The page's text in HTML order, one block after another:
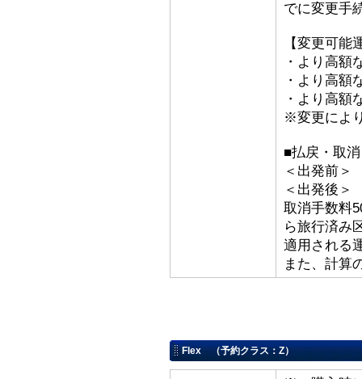
でに変更手
【変更可能
・より高額
・より高額
・より高額
※変更によ
■払戻・取
＜出発前＞
＜出発後
取消手数料
ら旅行済み
適用される
また、計算
Flex （予約クラス：Z）